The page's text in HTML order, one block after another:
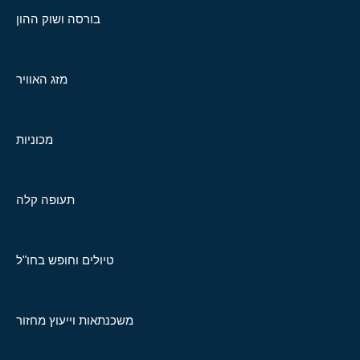
בורסה ושוק ההון
מזג האוויר
מכוניות
תעופה קלה
טיולים וחופש בחו"ל
משכנתאות וייעוץ מחזור